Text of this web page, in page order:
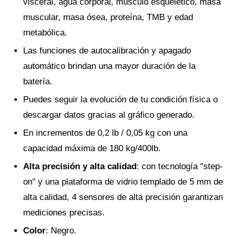
muscular, masa ósea, proteína, TMB y edad
metabólica.
Las funciones de autocalibración y apagado
automático brindan una mayor duración de la
batería.
Puedes seguir la evolución de tu condición física o
descargar datos gracias al gráfico generado.
En incrementos de 0,2 lb / 0,05 kg con una
capacidad máxima de 180 kg/400lb.
Alta precisión y alta calidad: con tecnología "step-
on" y una plataforma de vidrio templado de 5 mm de
alta calidad, 4 sensores de alta precisión garantizan
mediciones precisas.
Color: Negro.